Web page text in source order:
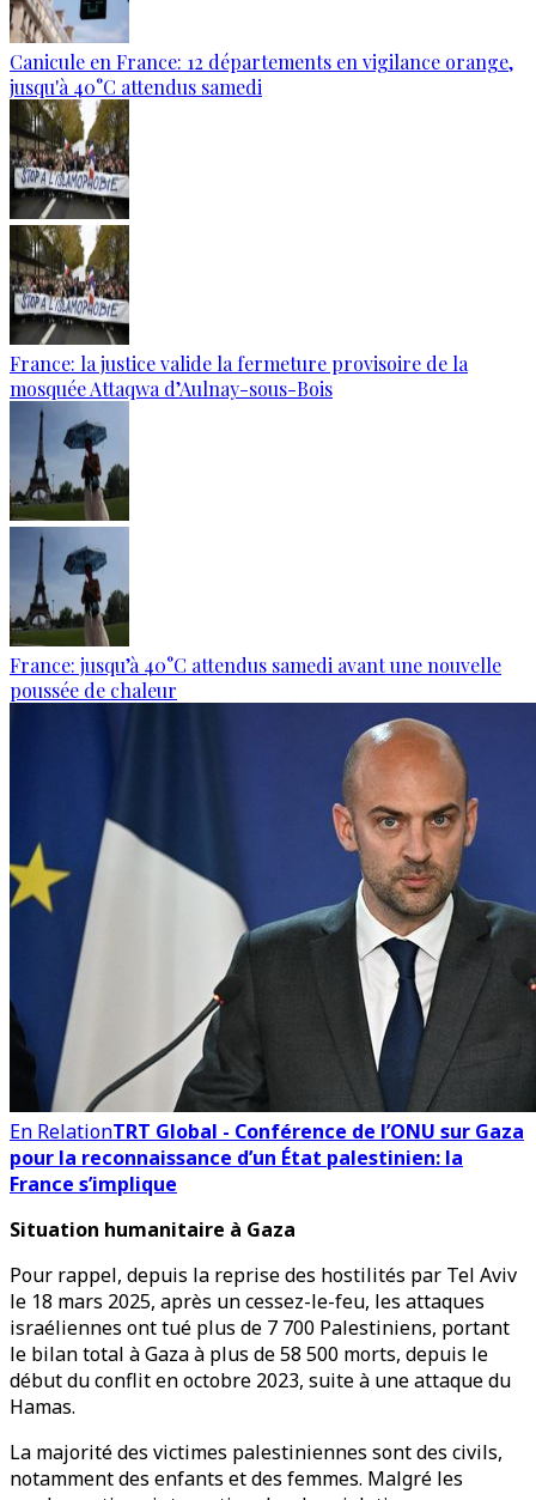
Canicule en France: 12 départements en vigilance orange,
jusqu'à 40°C attendus samedi
France: la justice valide la fermeture provisoire de la
mosquée Attaqwa d’Aulnay-sous-Bois
France: jusqu’à 40°C attendus samedi avant une nouvelle
poussée de chaleur
En RelationTRT Global - Conférence de l’ONU sur Gaza
pour la reconnaissance d’un État palestinien: la
France s’implique
Situation humanitaire à Gaza
Pour rappel, depuis la reprise des hostilités par Tel Aviv
le 18 mars 2025, après un cessez-le-feu, les attaques
israéliennes ont tué plus de 7 700 Palestiniens, portant
le bilan total à Gaza à plus de 58 500 morts, depuis le
début du conflit en octobre 2023, suite à une attaque du
Hamas.
La majorité des victimes palestiniennes sont des civils,
notamment des enfants et des femmes. Malgré les